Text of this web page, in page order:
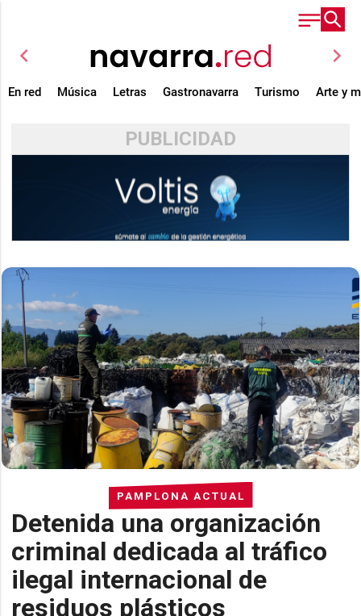
chevron_left chevron_right
En red Música Letras Gastronavarra Turismo Arte y
PUBLICIDAD
PAMPLONA ACTUAL
Detenida una organización
criminal dedicada al tráfico
ilegal internacional de
residuos plásticos